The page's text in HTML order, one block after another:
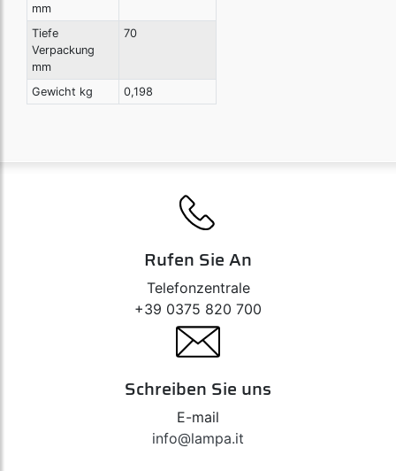
mm
Tiefe
Verpackung
mm
70
Gewicht kg 0,198
Rufen Sie An
Telefonzentrale
+39 0375 820 700
Schreiben Sie uns
E-mail
info@lampa.it